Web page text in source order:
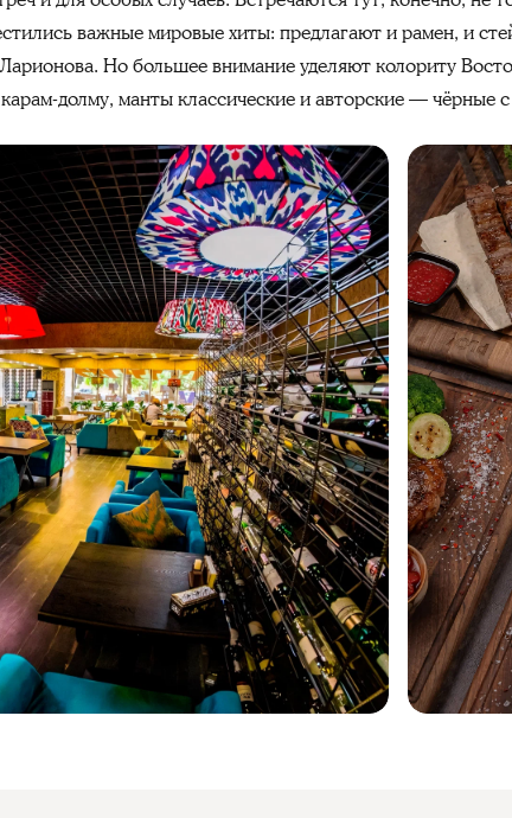
важные мировые хиты: предлагают и рамен, и
Но большее внимание уделяют колориту
долму, манты классические и авторские — чёрные